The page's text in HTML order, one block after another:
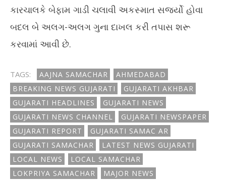
કારચાલકે બેફામ ગાડી ચલાવી અકસ્માત સર્જ્યો હોવા
બદલ બે અલગ-અલગ ગુના દાખલ કરી તપાસ શરૂ
કરવામાં આવી છે.
TAGS: AAJNA SAMACHAR
AHMEDABAD
BREAKING NEWS GUJARATI
GUJARATI AKHBAR
GUJARATI HEADLINES
GUJARATI NEWS
GUJARATI NEWS CHANNEL
GUJARATI NEWSPAPER
GUJARATI REPORT
GUJARATI SAMAC AR
GUJARATI SAMACHAR
LATEST NEWS GUJARATI
LOCAL NEWS
LOCAL SAMACHAR
LOKPRIYA SAMACHAR
MAJOR NEWS